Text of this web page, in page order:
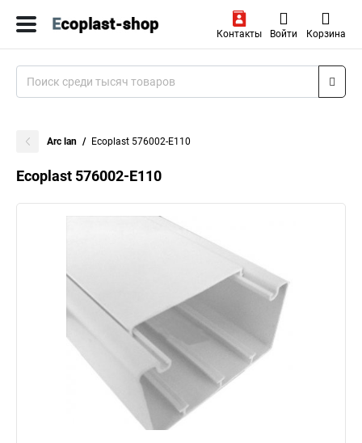
Контакты Войти Корзина
Arc lan Ecoplast 576002-E110
Ecoplast 576002-E110